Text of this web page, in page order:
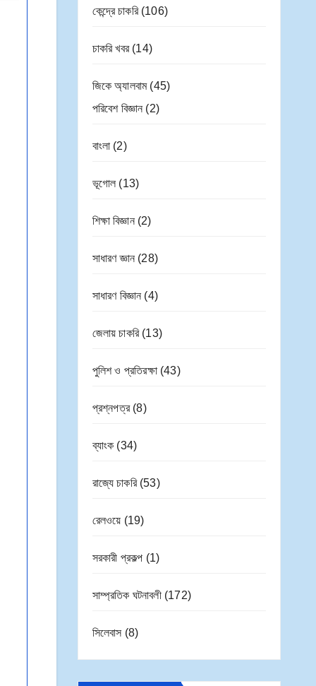
কেন্দ্রে চাকরি(106)
চাকরি খবর(14)
জিকে অ্যালবাম(45)
পরিবেশ বিজ্ঞান (2)
বাংলা(2)
ভূগোল (13)
শিক্ষা বিজ্ঞান(2)
সাধারণ জ্ঞান(28)
সাধারণ বিজ্ঞান (4)
জেলায় চাকরি(13)
পুলিশ ও প্রতিরক্ষা(43)
প্রশ্নপত্র(8)
ব্যাংক (34)
রাজ্যে চাকরি(53)
রেলওয়ে (19)
সরকারী প্রকল্প (1)
সাম্প্রতিক ঘটনাবলী(172)
সিলেবাস (8)